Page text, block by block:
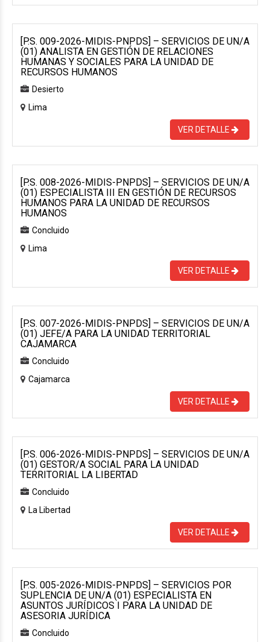
[P.S. 009-2026-MIDIS-PNPDS] – SERVICIOS DE UN/A
(01) ANALISTA EN GESTIÓN DE RELACIONES
HUMANAS Y SOCIALES PARA LA UNIDAD DE
RECURSOS HUMANOS
Desierto
Lima
VER DETALLE
[P.S. 008-2026-MIDIS-PNPDS] – SERVICIOS DE UN/A
(01) ESPECIALISTA III EN GESTIÓN DE RECURSOS
HUMANOS PARA LA UNIDAD DE RECURSOS
HUMANOS
Concluido
Lima
VER DETALLE
[P.S. 007-2026-MIDIS-PNPDS] – SERVICIOS DE UN/A
(01) JEFE/A PARA LA UNIDAD TERRITORIAL
CAJAMARCA
Concluido
Cajamarca
VER DETALLE
[P.S. 006-2026-MIDIS-PNPDS] – SERVICIOS DE UN/A
(01) GESTOR/A SOCIAL PARA LA UNIDAD
TERRITORIAL LA LIBERTAD
Concluido
La Libertad
VER DETALLE
[P.S. 005-2026-MIDIS-PNPDS] – SERVICIOS POR
SUPLENCIA DE UN/A (01) ESPECIALISTA EN
ASUNTOS JURÍDICOS I PARA LA UNIDAD DE
ASESORIA JURÍDICA
Concluido